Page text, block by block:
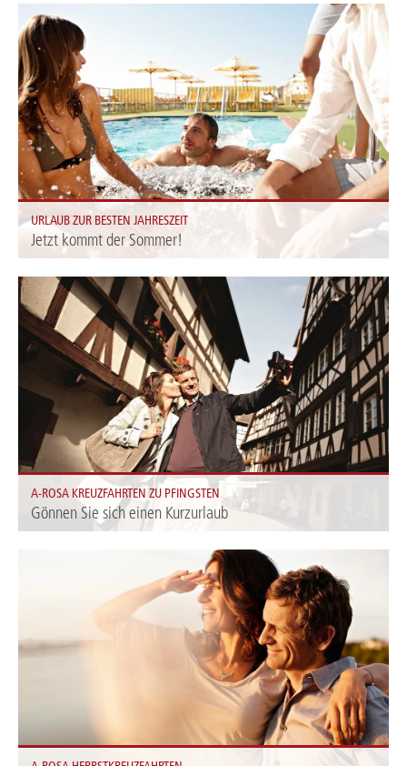
mit Ihrer Familie mittendrin. Genießen Sie mit uns den Frühlingsanfang und
gönnen Sie sich Ihren Osterurlaub mit der ganzen Familie!
URLAUB ZUR BESTEN JAHRESZEIT
Jetzt kommt der Sommer!
A-ROSA KREUZFAHRTEN ZU PFINGSTEN
Gönnen Sie sich einen Kurzurlaub
Douro können Sie Ihren Pfingsturlaub unbeschwert genießen. Sie reisen
rundum-sorglos im Tarif Premium alles inklusive.